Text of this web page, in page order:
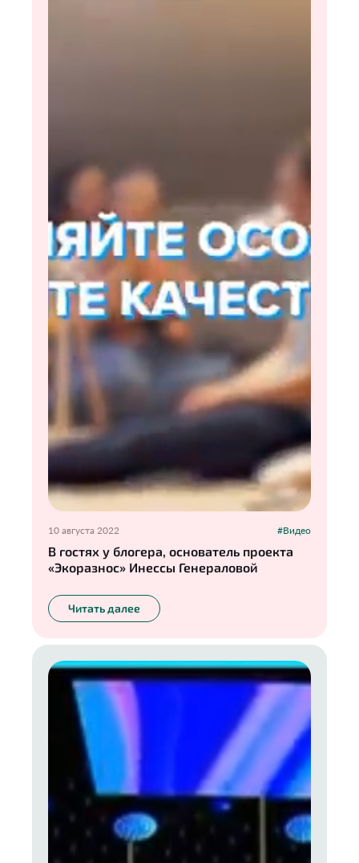
10 августа 2022 #Видео
В гостях у блогера, основатель проекта
«Экоразнос» Инессы Генераловой
Читать далее